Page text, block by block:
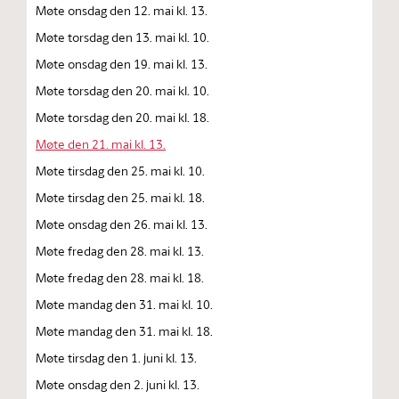
Møte onsdag den 12. mai kl. 13.
Møte torsdag den 13. mai kl. 10.
Møte onsdag den 19. mai kl. 13.
Møte torsdag den 20. mai kl. 10.
Møte torsdag den 20. mai kl. 18.
Møte den 21. mai kl. 13.
Møte tirsdag den 25. mai kl. 10.
Møte tirsdag den 25. mai kl. 18.
Møte onsdag den 26. mai kl. 13.
Møte fredag den 28. mai kl. 13.
Møte fredag den 28. mai kl. 18.
Møte mandag den 31. mai kl. 10.
Møte mandag den 31. mai kl. 18.
Møte tirsdag den 1. juni kl. 13.
Møte onsdag den 2. juni kl. 13.